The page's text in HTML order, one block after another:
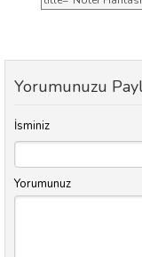
Yorumunuzu
İsminiz
Yorumunuz